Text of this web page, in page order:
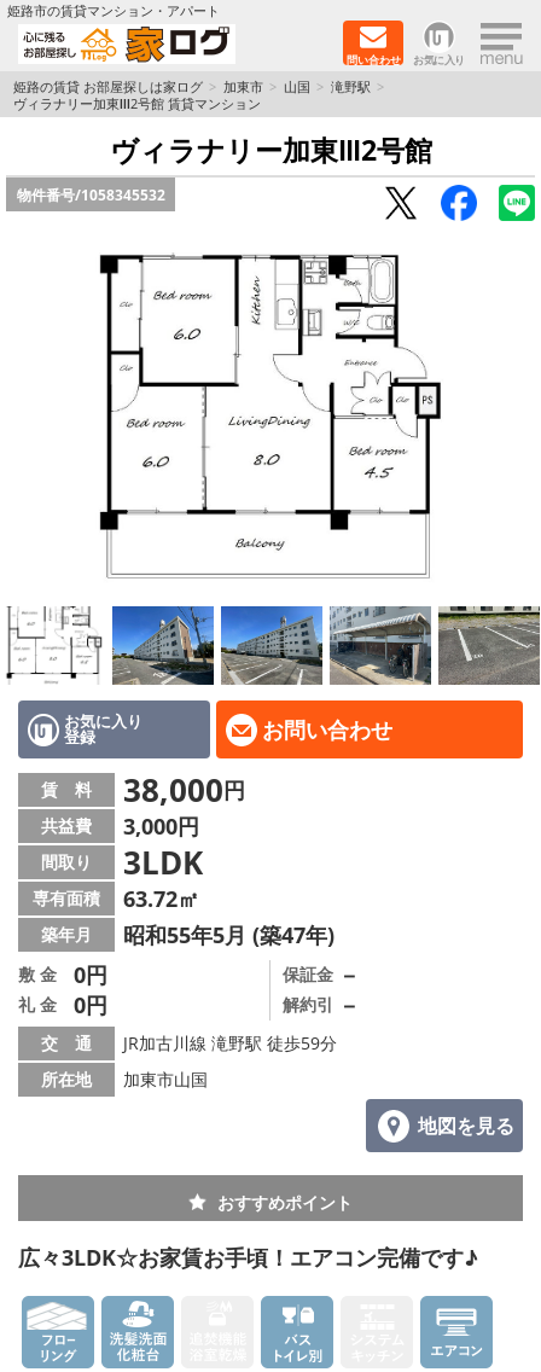
姫路市の賃貸マンション・アパート
問い合わせ お気に入り ×
TOPページ
ペットOK物件
保証人不要物件
初期費用リーズナブル物件
都市ガス物件
地図から探す
スタッフ
店舗情報·アクセス
会社概要
メールでお問い合わせ
姫路の賃貸 お部屋探しは家ログ 加東市 山国
滝野駅
ヴィラナリー加東Ⅲ2号館 賃貸マンション
ヴィラナリー加東Ⅲ2号館
物件番号/1058345532
お気に入り
登録 お問い合わせ
賃 料 38,000円
共益費 3,000円
間取り 3LDK
専有面積 63.72㎡
築年月 昭和55年5月 (築47年)
敷 金 0円
礼 金 0円
保証金 －
解約引 －
交 通
JR加古川線 滝野駅 徒歩59分
所在地
加東市山国
地図を見る
おすすめポイント
広々3LDK☆お家賃お手頃！エアコン完備です♪